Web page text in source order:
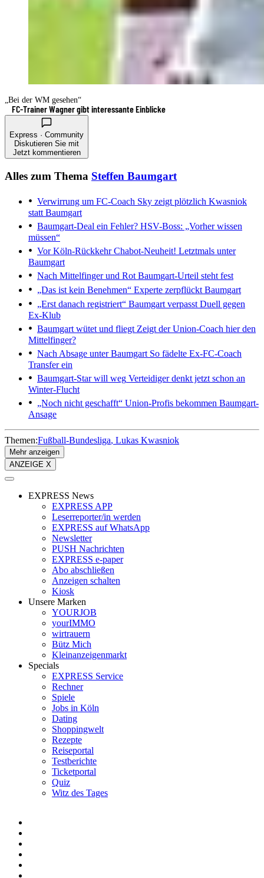
„Bei der WM gesehen“
FC-Trainer Wagner gibt interessante Einblicke
Express · Community
Diskutieren Sie mit
Jetzt kommentieren
Alles zum Thema Steffen Baumgart
Verwirrung um FC-Coach Sky zeigt plötzlich Kwasniok
statt Baumgart
Baumgart-Deal ein Fehler? HSV-Boss: „Vorher wissen
müssen“
Vor Köln-RückkehrChabot-Neuheit! Letztmals unter
Baumgart
Nach Mittelfinger und Rot Baumgart-Urteil steht fest
„Das ist kein Benehmen“ Experte zerpflückt Baumgart
„Erst danach registriert“ Baumgart verpasst Duell gegen
Ex-Klub
Baumgart wütet und fliegt Zeigt der Union-Coach hier den
Mittelfinger?
Nach Absage unter Baumgart So fädelte Ex-FC-Coach
Transfer ein
Baumgart-Star will weg Verteidiger denkt jetzt schon an
Winter-Flucht
„Noch nicht geschafft“ Union-Profis bekommen Baumgart-
Ansage
Themen:Fußball-Bundesliga Lukas Kwasniok
Mehr anzeigen
ANZEIGE X
EXPRESS News
EXPRESS APP
Leserreporter/in werden
EXPRESS auf WhatsApp
Newsletter
PUSH Nachrichten
EXPRESS e-paper
Abo abschließen
Anzeigen schalten
Kiosk
Unsere Marken
YOURJOB
yourIMMO
wirtrauern
Bütz Mich
Kleinanzeigenmarkt
Specials
EXPRESS Service
Rechner
Spiele
Jobs in Köln
Dating
Shoppingwelt
Rezepte
Reiseportal
Testberichte
Ticketportal
Quiz
Witz des Tages